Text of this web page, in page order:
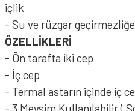
içlik
- Su ve rüzgar geçirmezliğe
ÖZELLİKLERİ
- Ön tarafta iki cep
- İç cep
- Termal astarın içinde iç